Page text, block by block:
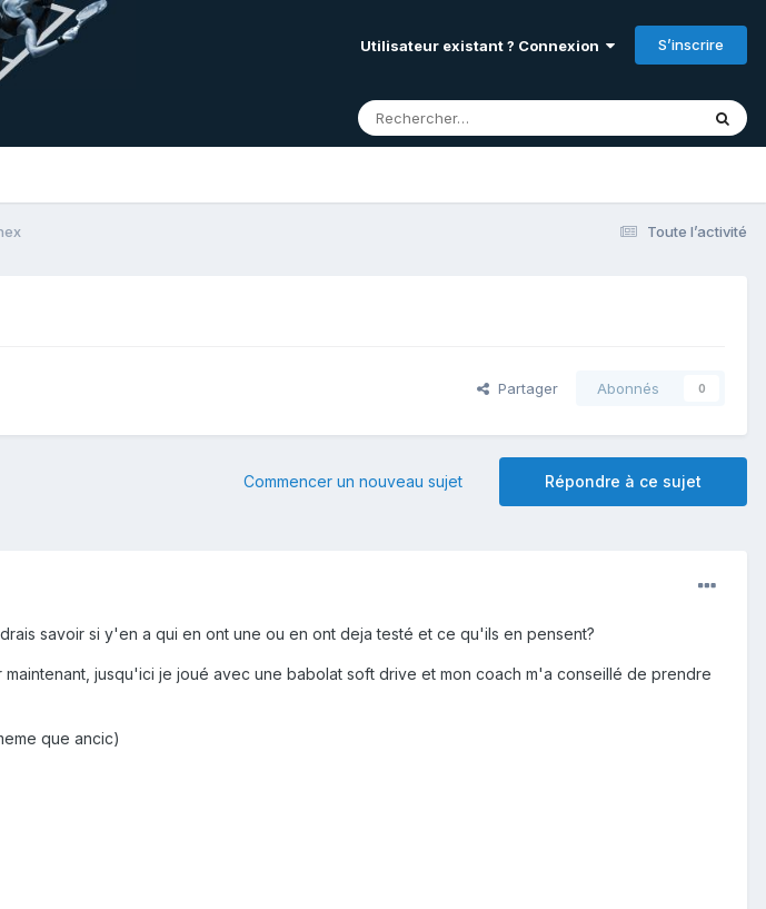
Utilisateur existant ? Connexion S’inscrire
Toute l’activité
Partager Abonnés 0
Répondre à ce sujet
Commencer un nouveau sujet
savoir si y'en a qui en ont une ou en ont deja testé et ce qu'ils en pensent?
jusqu'ici je joué avec une babolat soft drive et mon coach m'a conseillé de prendre
que ancic)